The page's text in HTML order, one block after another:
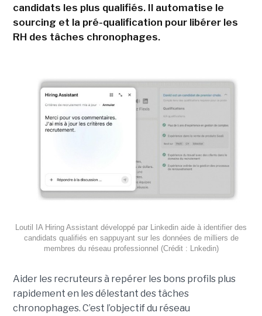
candidats les plus qualifiés. Il automatise le
sourcing et la pré-qualification pour libérer les
RH des tâches chronophages.
Loutil IA Hiring Assistant développé par Linkedin aide à identifier des
candidats qualifiés en sappuyant sur les données de milliers de
membres du réseau professionnel (Crédit : Lnkedin)
Aider les recruteurs à repérer les bons profils plus
rapidement en les délestant des tâches
chronophages. C’est l’objectif du réseau